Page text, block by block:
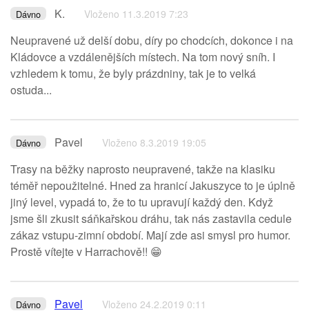
Dávno K. Vloženo 11.3.2019 7:23
Neupravené už delší dobu, díry po chodcích, dokonce i na
Kládovce a vzdálenějších místech. Na tom nový sníh. I
vzhledem k tomu, že byly prázdniny, tak je to velká
ostuda...
Dávno Pavel Vloženo 8.3.2019 19:05
Trasy na běžky naprosto neupravené, takže na klasiku
téměř nepoužitelné. Hned za hranicí Jakuszyce to je úplně
jiný level, vypadá to, že to tu upravují každý den. Když
jsme šli zkusit sáňkařskou dráhu, tak nás zastavila cedule
zákaz vstupu-zimní období. Mají zde asi smysl pro humor.
Prostě vítejte v Harrachově!! 😁
Dávno Pavel Vloženo 24.2.2019 0:11